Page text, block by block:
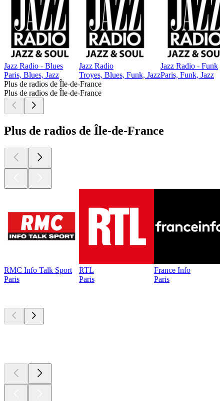
Jazz Radio - Blues
Paris, Blues, Jazz
Jazz Radio
Troyes, Blues, Funk, Jazz
Jazz Radio - Funk
Paris, Funk, Jazz
Plus de radios de Île-de-France
Plus de radios de Île-de-France
Plus de radios de Île-de-France
RMC Info Talk Sport
Paris
RTL
Paris
France Info
Paris